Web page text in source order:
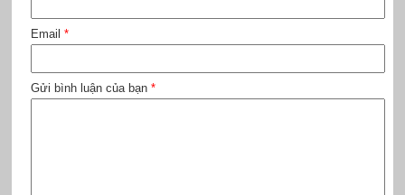
Email *
Gửi bình luận của bạn *